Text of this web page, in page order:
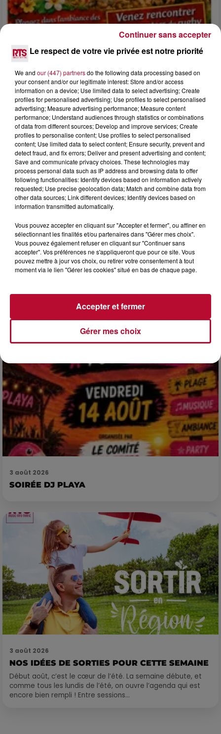
4 août 2026
FÊTE DE LA POLYNÉSIE À VILLEVEYRAC
4 août 2026
HÉRAULT, PYRÉNÉES-ORIENTALES : TROIS
Pas besoin de bouteilles de plongée lourdes ni de diplômes
complexes pour observer la vie sous-marine. Cet été, un
masque, un tuba et une paire de palmes...
3 août 2026
SOIRÉE DJ PLAYA
3 août 2026
NOS IDÉES DE SORTIES POUR CETTE SEMAINE
Début août, c’est le cœur de l’été. La semaine débute, et
comme tous les lundis de l’été, on ouvre l’agenda qui est
encore bien rempli ! Entre sessions...
Le respect de votre vie privée est notre priorité
We and our (447) partnersdo the following data processing based on
your consent and/or our legitimate interest: Store and/or access
information on a device; Use limited data to select advertising; Create
profiles for personalised advertising; Use profiles to select personalised
advertising; Measure advertising performance; Measure content
performance; Understand audiences through statistics or combinations
of data from different sources; Develop and improve services; Create
profiles to personalise content; Use profiles to select personalised
content; Use limited data to select content; Ensure security, prevent and
detect fraud, and fix errors; Deliver and present advertising and content;
Save and communicate privacy choices. These technologies may
process personal data such as IP address and browsing data to offer
following functionalities: Identify devices based on information actively
requested; Use precise geolocation data; Match and combine data from
other data sources; Link different devices; Identify devices based on
information transmitted automatically.
Vous pouvez accepter en cliquant sur "Accepter et fermer", ou affiner en
sélectionnant les finalités et/ou partenaires dans "Gérer mes choix".
Vous pouvez également refuser en cliquant sur "Continuer sans
accepter". Vos préférences ne s'appliqueront que pour ce site. Vous
pouvez mettre à jour vos choix, ou retirer votre consentement à tout
moment via le lien "Gérer les cookies" situé en bas de chaque page.
Gérer mes choix
Accepter et fermer
Continuer sans accepter